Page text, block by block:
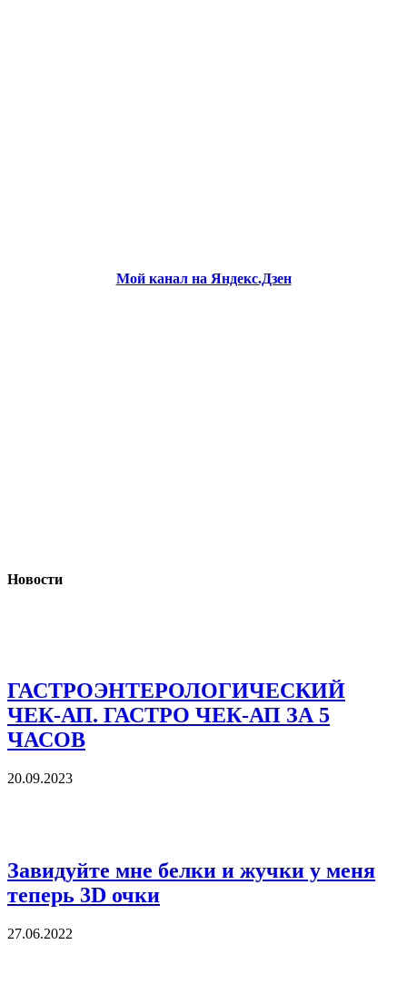
Мой канал на Яндекс.Дзен
Новости
ГАСТРОЭНТЕРОЛОГИЧЕСКИЙ
ЧЕК-АП. ГАСТРО ЧЕК-АП ЗА 5
ЧАСОВ
20.09.2023
Завидуйте мне белки и жучки у меня
теперь 3D очки
27.06.2022